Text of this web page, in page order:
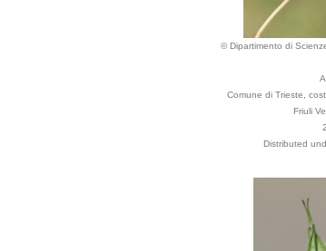
© Dipartimento di
Comune di Trieste,
Friuli
Distributed